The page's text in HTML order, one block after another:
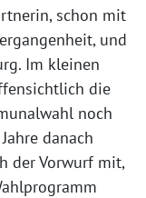
schon mit
und
Im kleinen
die
noch
danach
der Vorwurf mit,